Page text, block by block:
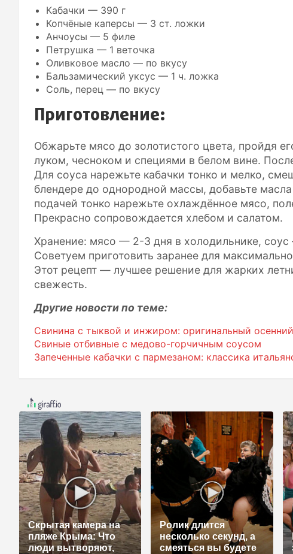
Кабачки — 390 г
Копчёные каперсы — 3 ст. ложки
Анчоусы — 5 филе
Петрушка — 1 веточка
Оливковое масло — по вкусу
Бальзамический уксус — 1 ч. ложка
Соль, перец — по вкусу
Приготовление:
Обжарьте мясо до золотистого цвета, пройдя
луком, чесноком и специями в белом вине.
Для соуса нарежьте кабачки тонко и мелко,
блендере до однородной массы, добавьте
подачей тонко нарежьте охлаждённое мясо,
Прекрасно сопровождается хлебом и салатом.
Хранение: мясо — 2-3 дня в холодильнике,
Советуем приготовить заранее для
Этот рецепт — лучшее решение для жарких
свежесть.
Другие новости по теме:
Свинина с тыквой и инжиром: оригинальный
Свиные отбивные с медово-горчичным соусом
Запеченные кабачки с пармезаном: классика
Скрытая камера на
пляже Крыма: Что
люди вытворяют,
Ролик длится
несколько секунд, а
смеяться вы будете